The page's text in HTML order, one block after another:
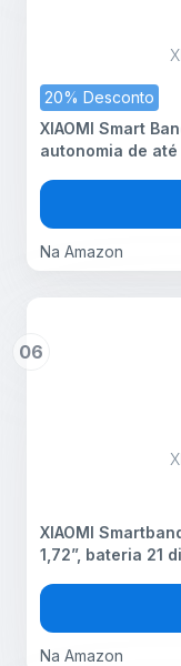
20% Desconto
Na Amazon
XIAOMI Smart
autonomia de
rosa (versão ES)
06
Na Amazon
XIAOMI
1,72”, bateria 21
iOS/Android. À